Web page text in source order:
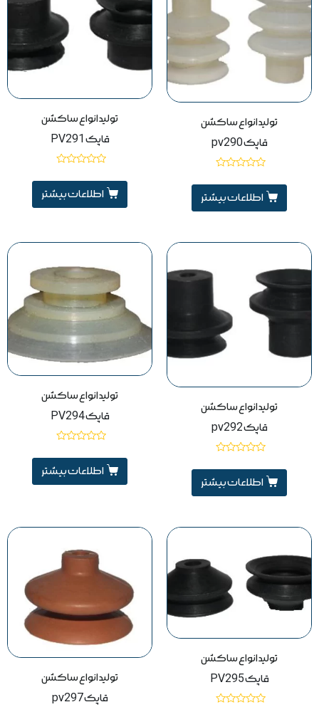
تولید انواع ساکشن
قاپک pv290
0
از
5اطلاعات بیشتر
تولید انواع ساکشن
قاپک PV291
0
از
5اطلاعات بیشتر
تولید انواع ساکشن
قاپک pv292
0
از
5اطلاعات بیشتر
تولید انواع ساکشن
قاپک PV294
0
از
5اطلاعات بیشتر
تولید انواع ساکشن
قاپک PV295
تولید انواع ساکشن
قاپک pv297